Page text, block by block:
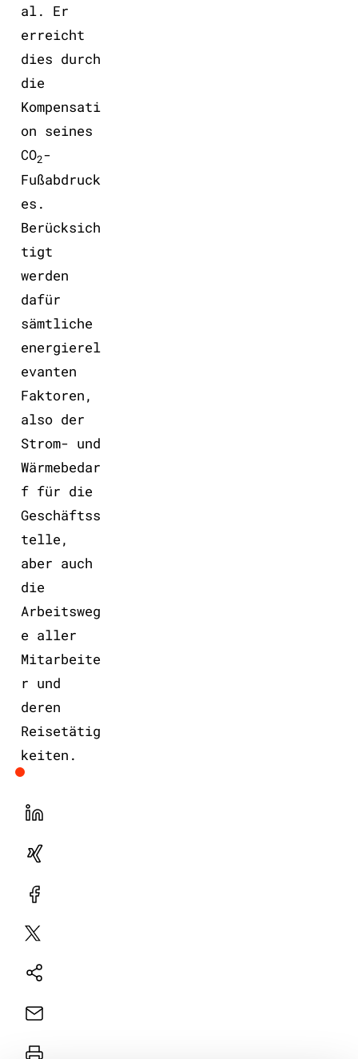
al. Er
erreicht
dies durch
die
Kompensati
on seines
CO2-
Fußabdruck
es.
Berücksich
tigt
werden
dafür
sämtliche
energierel
evanten
Faktoren,
also der
Strom- und
Wärmebedar
f für die
Geschäftss
telle,
aber auch
die
Arbeitsweg
e aller
Mitarbeite
r und
deren
Reisetätig
keiten.
LinekdIn
Xing
Facebook
Plattform
Natives
E-